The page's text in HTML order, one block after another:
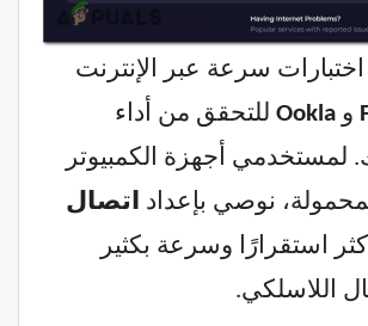
سرعة عبر الإنترنت
و Ookla للتحقق من أداء
لمستخدمي أجهزة الكمبيوتر
نوصي بإعداد
اتصال
استقرارًا وسرعة بكثير
اللاسلكي.